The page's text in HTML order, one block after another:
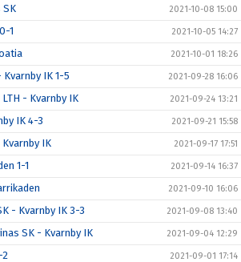
SK 2021-10-08 15:00
1 2021-10-05 14:27
2021-10-01 18:26
IK 1-5 2021-09-28 16:06
- Kvarnby IK 2021-09-24 13:21
IK 4-3 2021-09-21 15:58
IK 2021-09-17 17:51
1-1 2021-09-14 16:37
2021-09-10 16:06
- Kvarnby IK 3-3 2021-09-08 13:40
SK - Kvarnby IK 2021-09-04 12:29
2 2021-09-01 17:14